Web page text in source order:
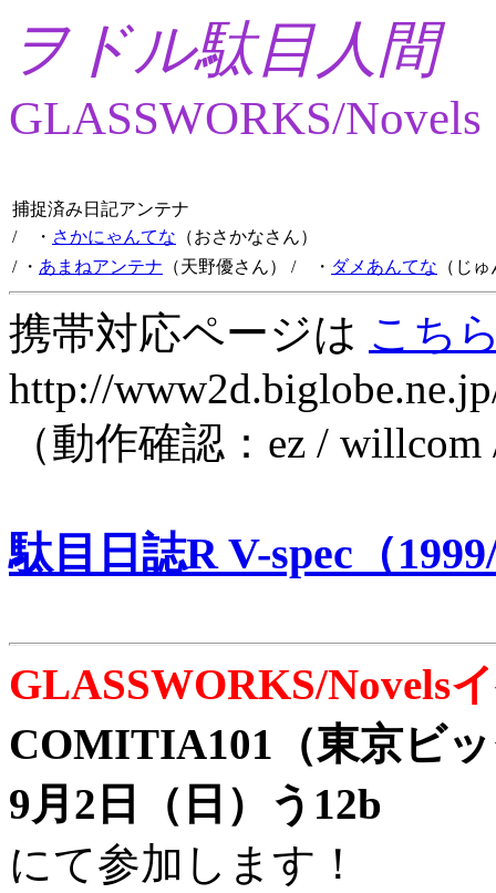
ヲドル駄目人間
GLASSWORKS/Novels
捕捉済み日記アンテナ
/ ・ さかにゃんてな （おさかなさん）
/ ・ あまねアンテナ （天野優さん） / ・ ダメあんてな （じ
携帯対応ページは こち
http://
（動作確認：ez /
駄目日誌R V-spec（
GLASSWORKS/Novels
COMITIA101（東京ビ
9月2日（日）う12b
にて参加します！